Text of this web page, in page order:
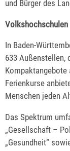
und Bürger des
Volkshochschulen
In Baden-
633 Außenstellen,
Kompaktangebote
Ferienkurse
Menschen jeden
Das Spektrum
„Gesellschaft –
„Gesundheit“